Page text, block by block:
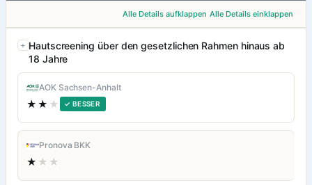
Alle Details aufklappen Alle Details einklappen
Hautscreening über den gesetzlichen Rahmen hinaus ab
18 Jahre
AOK Sachsen-Anhalt
★★ ★ ✓ BESSER
Pronova BKK
★ ★★